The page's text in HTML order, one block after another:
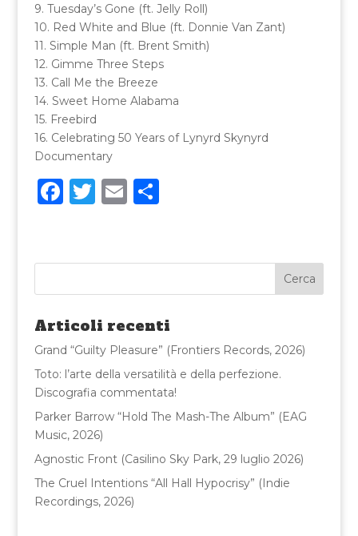
9. Tuesday’s Gone (ft. Jelly Roll)
10. Red White and Blue (ft. Donnie Van Zant)
11. Simple Man (ft. Brent Smith)
12. Gimme Three Steps
13. Call Me the Breeze
14. Sweet Home Alabama
15. Freebird
16. Celebrating 50 Years of Lynyrd Skynyrd
Documentary
F
e
b
o
o
k
T
te
r
E
l
C
di
vi
di
Articoli recenti
Grand “Guilty Pleasure” (Frontiers Records, 2026)
Toto: l’arte della versatilità e della perfezione.
Discografia commentata!
Parker Barrow “Hold The Mash-The Album” (EAG
Music, 2026)
Agnostic Front (Casilino Sky Park, 29 luglio 2026)
The Cruel Intentions “All Hall Hypocrisy” (Indie
Recordings, 2026)